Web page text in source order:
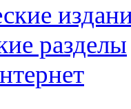
разделы